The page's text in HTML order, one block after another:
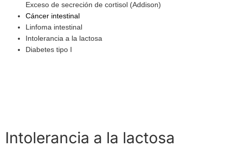
Exceso de secreción de cortisol (Addison)
Cáncer intestinal
Linfoma intestinal
Intolerancia a la lactosa
Diabetes tipo I
Intolerancia a la lactosa